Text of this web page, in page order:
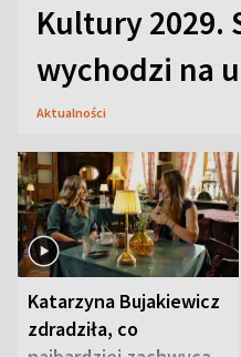
Kultury 2029.
wychodzi na
Aktualności
Katarzyna Bujakiewicz
zdradziła, co